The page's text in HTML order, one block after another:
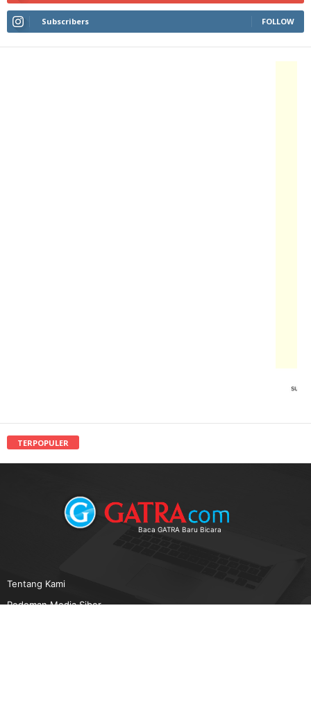
Subscribers FOLLOW
TERPOPULER
Baca GATRA Baru Bicara
Tentang Kami
Pedoman Media Siber